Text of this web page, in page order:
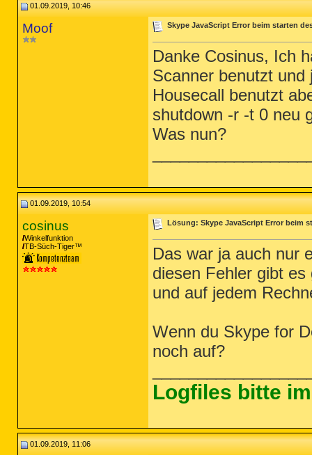
01.09.2019, 10:46
Moof Skype JavaScript Error beim starten
Danke Cosinus, Ich
Scanner benutzt
Housecall benutzt
shutdown -r -t 0 neu
Was nun?
01.09.2019, 10:54
cosinus
Winkelfunktion
TB-Süch-Tiger™
Lösung: Skype JavaScript Error beim
Das war ja auch nur
diesen Fehler gibt
und auf jedem
Wenn du Skype for
noch auf?
Logfiles bitte
01.09.2019, 11:06